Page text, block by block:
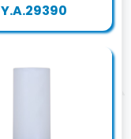
Y.A.29390